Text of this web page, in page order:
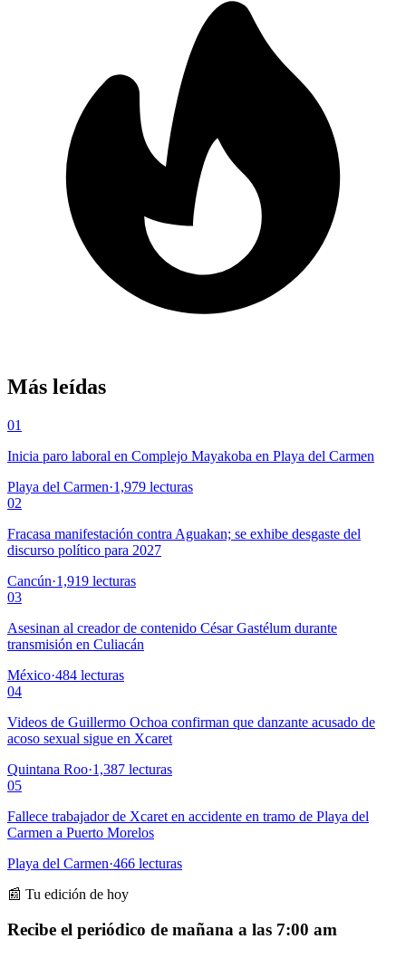
Más leídas
01
Inicia paro laboral en Complejo Mayakoba en Playa del Carmen
Playa del Carmen·1,979 lecturas
02
Fracasa manifestación contra Aguakan; se exhibe desgaste del
discurso político para 2027
Cancún·1,919 lecturas
03
Asesinan al creador de contenido César Gastélum durante
transmisión en Culiacán
México·484 lecturas
04
Videos de Guillermo Ochoa confirman que danzante acusado de
acoso sexual sigue en Xcaret
Quintana Roo·1,387 lecturas
05
Fallece trabajador de Xcaret en accidente en tramo de Playa del
Carmen a Puerto Morelos
Playa del Carmen·466 lecturas
📰 Tu edición de hoy
Recibe el periódico de mañana a las 7:00 am